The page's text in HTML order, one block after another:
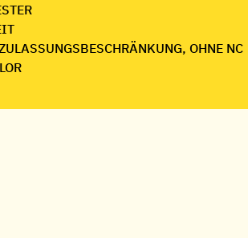
OHNE NC